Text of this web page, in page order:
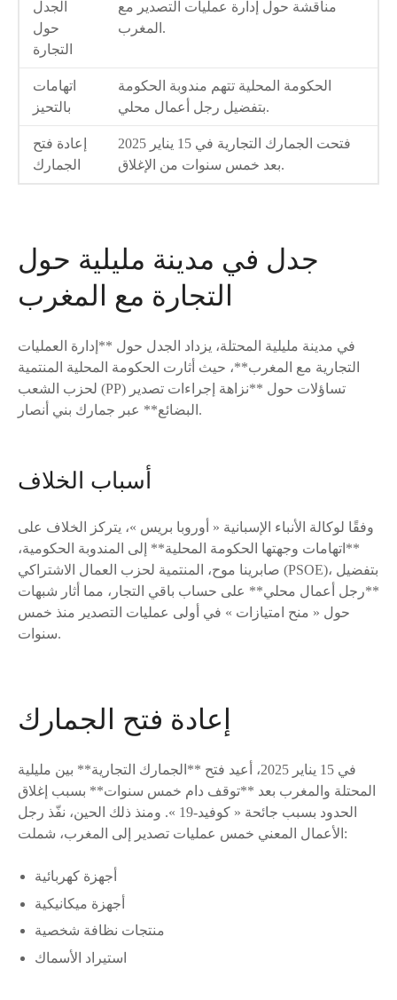
الجدل
حول
التجارة
مناقشة حول إدارة عمليات التصدير مع
المغرب.
اتهامات
بالتحيز
الحكومة المحلية تتهم مندوبة الحكومة
بتفضيل رجل أعمال محلي.
إعادة فتح
الجمارك
فتحت الجمارك التجارية في 15 يناير 2025
بعد خمس سنوات من الإغلاق.
جدل في مدينة مليلية حول
التجارة مع المغرب
في مدينة مليلية المحتلة، يزداد الجدل حول **إدارة العمليات
التجارية مع المغرب**، حيث أثارت الحكومة المحلية المنتمية
لحزب الشعب (PP) تساؤلات حول **نزاهة إجراءات تصدير
البضائع** عبر جمارك بني أنصار.
أسباب الخلاف
وفقًا لوكالة الأنباء الإسبانية « أوروبا بريس »، يتركز الخلاف على
**اتهامات وجهتها الحكومة المحلية** إلى المندوبة الحكومية،
صابرينا موح، المنتمية لحزب العمال الاشتراكي (PSOE)، بتفضيل
**رجل أعمال محلي** على حساب باقي التجار، مما أثار شبهات
حول « منح امتيازات » في أولى عمليات التصدير منذ خمس
سنوات.
إعادة فتح الجمارك
في 15 يناير 2025، أعيد فتح **الجمارك التجارية** بين مليلية
المحتلة والمغرب بعد **توقف دام خمس سنوات** بسبب إغلاق
الحدود بسبب جائحة « كوفيد-19 ». ومنذ ذلك الحين، نفّذ رجل
الأعمال المعني خمس عمليات تصدير إلى المغرب، شملت:
أجهزة كهربائية
أجهزة ميكانيكية
منتجات نظافة شخصية
استيراد الأسماك